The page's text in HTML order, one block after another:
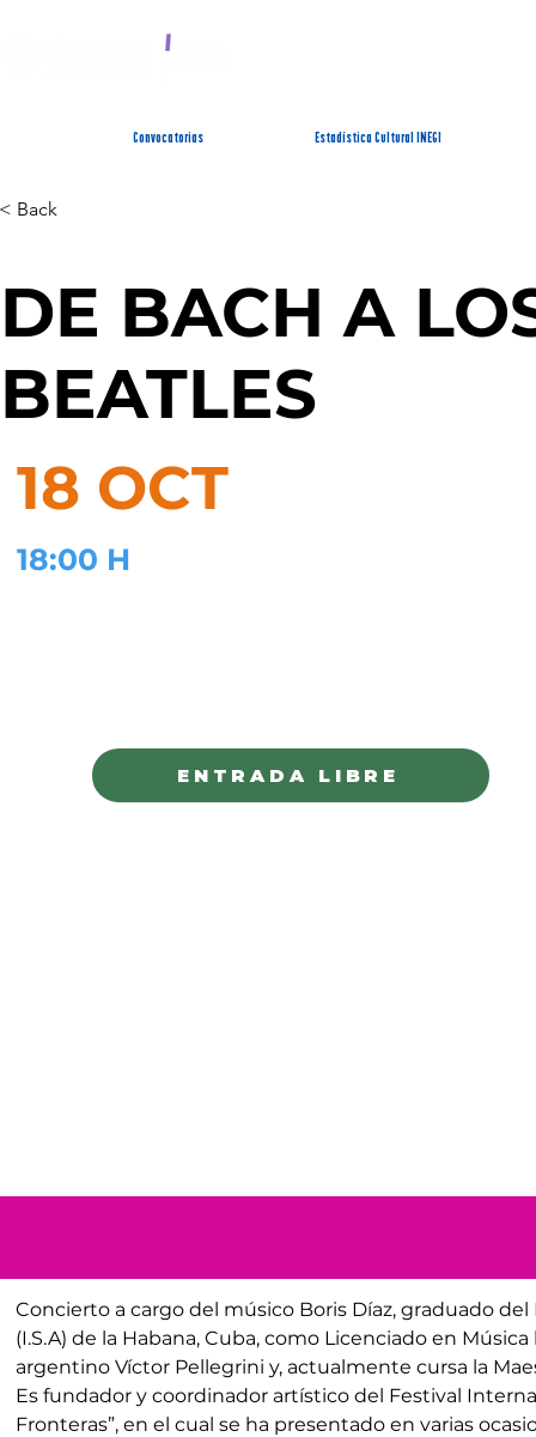
Convocatorias Estadística Cultural INEGI
< Back
DE BACH A
BEATLES
18 OCT
18:00 H
ENTRADA LIBRE
Concierto a cargo del músico Boris Díaz, graduado
(I.S.A) de la Habana, Cuba, como Licenciado en
argentino Víctor Pellegrini y, actualmente cursa la
Es fundador y coordinador artístico del Festival
Fronteras”, en el cual se ha presentado en varias